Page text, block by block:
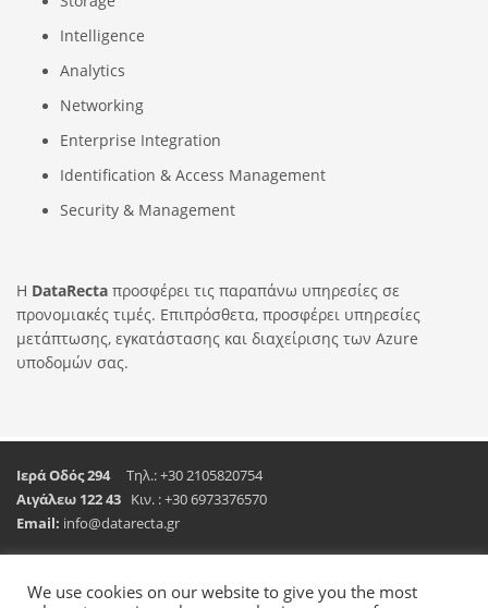
Intelligence
Analytics
Networking
Enterprise Integration
Identification & Access Management
Security & Management
H DataRecta προσφέρει τις παραπάνω υπηρεσίες σε
προνομιακές τιμές. Επιπρόσθετα, προσφέρει υπηρεσίες
μετάπτωσης, εγκατάστασης και διαχείρισης των Azure
υποδομών σας.
Ιερά Οδός 294Τηλ.: +30 2105820754
Αιγάλεω 122 43 Κιν. : +30 6973376570
Email: info@datarecta.gr
We use cookies on our website to give you the most